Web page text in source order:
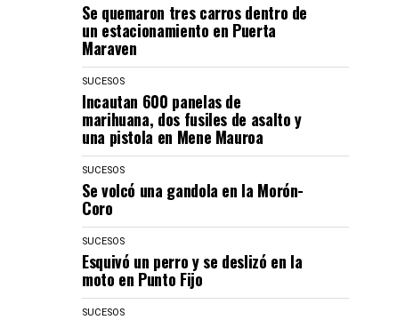
Se quemaron tres carros dentro de
un estacionamiento en Puerta
Maraven
SUCESOS
Incautan 600 panelas de
marihuana, dos fusiles de asalto y
una pistola en Mene Mauroa
SUCESOS
Se volcó una gandola en la Morón-
Coro
SUCESOS
Esquivó un perro y se deslizó en la
moto en Punto Fijo
SUCESOS